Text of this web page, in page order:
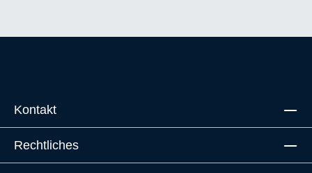
Kontakt
Rechtliches